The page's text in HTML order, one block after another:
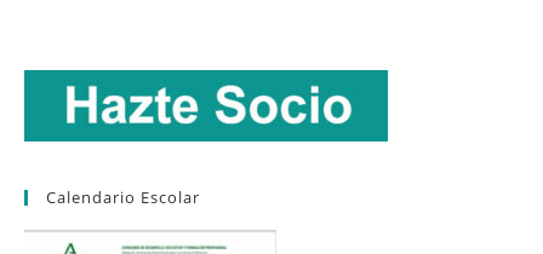
Calendario Escolar